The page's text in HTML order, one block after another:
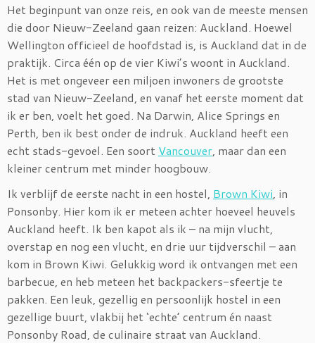
Het beginpunt van onze reis, en ook van de meeste mensen
die door Nieuw-Zeeland gaan reizen: Auckland. Hoewel
Wellington officieel de hoofdstad is, is Auckland dat in de
praktijk. Circa één op de vier Kiwi’s woont in Auckland.
Het is met ongeveer een miljoen inwoners de grootste
stad van Nieuw-Zeeland, en vanaf het eerste moment dat
ik er ben, voelt het goed. Na Darwin, Alice Springs en
Perth, ben ik best onder de indruk. Auckland heeft een
echt stads-gevoel. Een soort Vancouver, maar dan een
kleiner centrum met minder hoogbouw.
Ik verblijf de eerste nacht in een hostel, Brown Kiwi, in
Ponsonby. Hier kom ik er meteen achter hoeveel heuvels
Auckland heeft. Ik ben kapot als ik – na mijn vlucht,
overstap en nog een vlucht, en drie uur tijdverschil – aan
kom in Brown Kiwi. Gelukkig word ik ontvangen met een
barbecue, en heb meteen het backpackers-sfeertje te
pakken. Een leuk, gezellig en persoonlijk hostel in een
gezellige buurt, vlakbij het ‘echte’ centrum én naast
Ponsonby Road, de culinaire straat van Auckland.